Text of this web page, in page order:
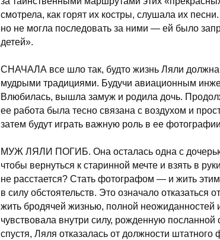
смотрела, как горят их костры, слушала их
но не могла последовать за ними — ей было
детей».
СНАЧАЛА все шло так, будто жизнь Ляли
мудрыми традициями. Будучи авиационным
Влюбилась, вышла замуж и родила дочь.
ее работа была тесно связана с воздухом и
затем будут играть важную роль в ее
МУЖ ЛЯЛИ ПОГИБ. Она осталась одна с
чтобы вернуться к старинной мечте и взять в
не расстается? Стать фотографом — и жить
в силу обстоятельств. Это означало отказаться
жить бродячей жизнью, полной неожиданностей
чувствовала внутри силу, рожденную
спустя, Ляля отказалась от должности